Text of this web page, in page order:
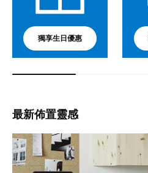
獨享生日優惠
最新佈置靈感